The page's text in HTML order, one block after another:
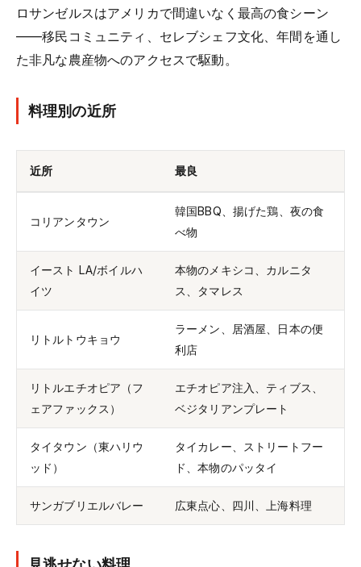
ロサンゼルスはアメリカで間違いなく最高の食シーン
——移民コミュニティ、セレブシェフ文化、年間を通し
た非凡な農産物へのアクセスで駆動。
料理別の近所
近所 最良
コリアンタウン
韓国BBQ、揚げた鶏、夜の食
べ物
イースト LA/ボイルハ
イツ
本物のメキシコ、カルニタ
ス、タマレス
リトルトウキョウ
ラーメン、居酒屋、日本の便
利店
リトルエチオピア（フ
ェアファックス）
エチオピア注入、ティブス、
ベジタリアンプレート
タイタウン（東ハリウ
ッド）
タイカレー、ストリートフー
ド、本物のパッタイ
サンガブリエルバレー 広東点心、四川、上海料理